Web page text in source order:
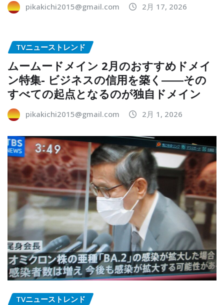
pikakichi2015@gmail.com 2月 17, 2026
TVニューストレンド
ムームードメイン 2月のおすすめドメイ
ン特集- ビジネスの信用を築く――その
すべての起点となるのが独自ドメイン
pikakichi2015@gmail.com 2月 1, 2026
TVニューストレンド